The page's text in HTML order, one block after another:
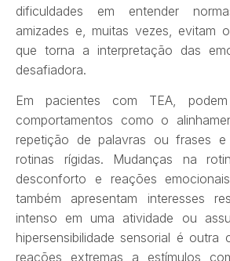
dificuldades em entender
amizades e, muitas vezes, evitam
que torna a interpretação das
desafiadora.
Em pacientes com TEA,
comportamentos como o
repetição de palavras ou frases
rotinas rígidas. Mudanças na
desconforto e reações
também apresentam interesses
intenso em uma atividade ou
hipersensibilidade sensorial é outra
reações extremas a estímulos